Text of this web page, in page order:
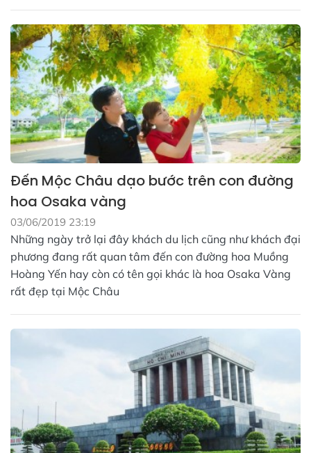
Đến Mộc Châu dạo bước trên con đường
hoa Osaka vàng
03/06/2019 23:19
Những ngày trở lại đây khách du lịch cũng như khách đại
phương đang rất quan tâm đến con đường hoa Muồng
Hoàng Yến hay còn có tên gọi khác là hoa Osaka Vàng
rất đẹp tại Mộc Châu